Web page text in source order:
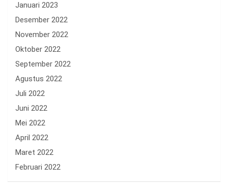
Januari 2023
Desember 2022
November 2022
Oktober 2022
September 2022
Agustus 2022
Juli 2022
Juni 2022
Mei 2022
April 2022
Maret 2022
Februari 2022